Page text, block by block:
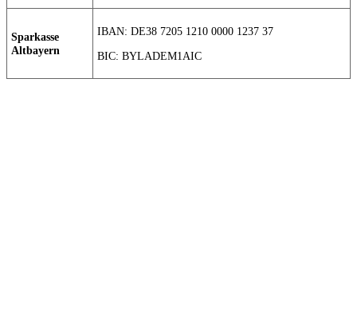
Sparkasse
Altbayern
IBAN: DE38 7205 1210 0000 1237 37
BIC: BYLADEM1AIC